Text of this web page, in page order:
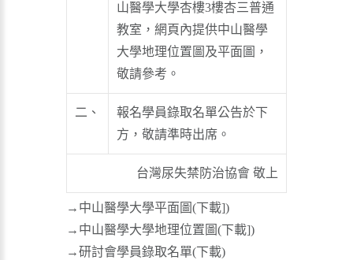
山醫學大學杏樓3樓杏三普通
教室，網頁內提供中山醫學
大學地理位置圖及平面圖，
敬請參考。
二、
報名學員錄取名單公告於下
方，敬請準時出席。
台灣尿失禁防治協會 敬上
→中山醫學大學平面圖(下載])
→中山醫學大學地理位置圖(下載])
→研討會學員錄取名單(下載)